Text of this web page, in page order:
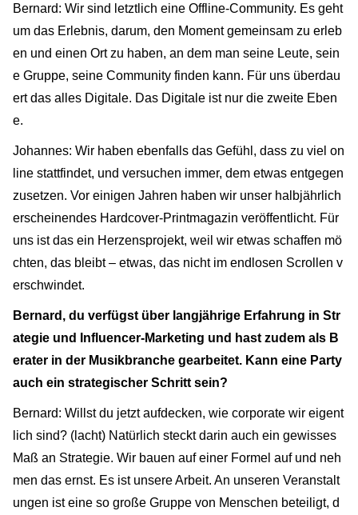
Bernard: Wir sind letztlich eine Offline-Community. Es geht
um das Erlebnis, darum, den Moment gemeinsam zu erleb
en und einen Ort zu haben, an dem man seine Leute, sein
e Gruppe, seine Community finden kann. Für uns überdau
ert das alles Digitale. Das Digitale ist nur die zweite Eben
e.
Johannes: Wir haben ebenfalls das Gefühl, dass zu viel on
line stattfindet, und versuchen immer, dem etwas entgegen
zusetzen. Vor einigen Jahren haben wir unser halbjährlich
erscheinendes Hardcover-Printmagazin veröffentlicht. Für
uns ist das ein Herzensprojekt, weil wir etwas schaffen mö
chten, das bleibt – etwas, das nicht im endlosen Scrollen v
erschwindet.
Bernard, du verfügst über langjährige Erfahrung in Str
ategie und Influencer-Marketing und hast zudem als B
erater in der Musikbranche gearbeitet. Kann eine Party
auch ein strategischer Schritt sein?
Bernard: Willst du jetzt aufdecken, wie corporate wir eigent
lich sind? (lacht) Natürlich steckt darin auch ein gewisses
Maß an Strategie. Wir bauen auf einer Formel auf und neh
men das ernst. Es ist unsere Arbeit. An unseren Veranstalt
ungen ist eine so große Gruppe von Menschen beteiligt, d